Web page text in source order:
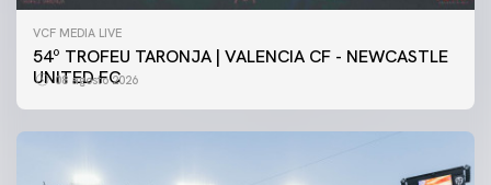
VCF MEDIA LIVE
54º TROFEU TARONJA | VALENCIA CF - NEWCASTLE
UNITED FC
08 agosto 2026